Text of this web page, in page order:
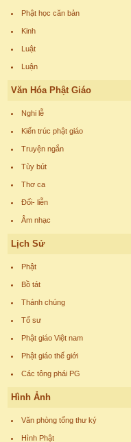
Phật học căn bản
Kinh
Luật
Luận
Văn Hóa Phật Giáo
Nghi lễ
Kiến trúc phật giáo
Truyện ngắn
Tùy bút
Thơ ca
Đối- liễn
Âm nhạc
Lịch Sử
Phật
Bồ tát
Thánh chúng
Tổ sư
Phật giáo Việt nam
Phật giáo thế giới
Các tông phái PG
Hình Ảnh
Văn phòng tổng thư ký
Hình Phật